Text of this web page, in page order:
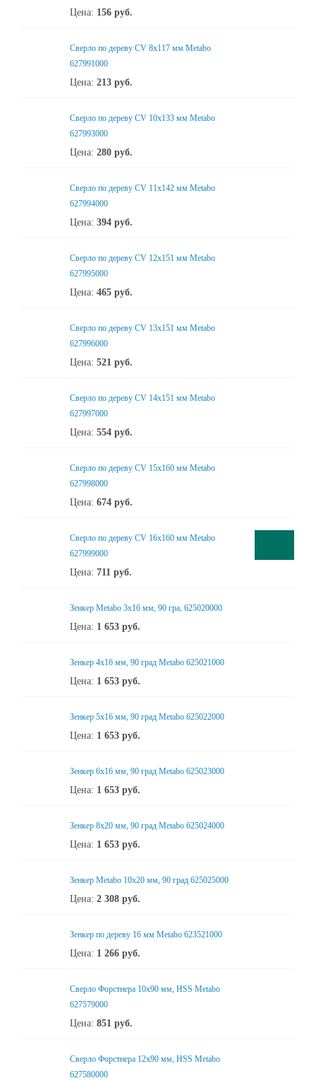
Цена: 156 руб.
Сверло по дереву CV 8x117 мм Metabo
627991000
Цена: 213 руб.
Сверло по дереву CV 10х133 мм Metabo
627993000
Цена: 280 руб.
Сверло по дереву CV 11x142 мм Metabo
627994000
Цена: 394 руб.
Сверло по дереву CV 12x151 мм Metabo
627995000
Цена: 465 руб.
Сверло по дереву CV 13x151 мм Metabo
627996000
Цена: 521 руб.
Сверло по дереву CV 14x151 мм Metabo
627997000
Цена: 554 руб.
Сверло по дереву CV 15x160 мм Metabo
627998000
Цена: 674 руб.
Сверло по дереву CV 16x160 мм Metabo
627999000
Цена: 711 руб.
Зенкер Metabo 3x16 мм, 90 гра, 625020000
Цена: 1 653 руб.
Зенкер 4x16 мм, 90 град Metabo 625021000
Цена: 1 653 руб.
Зенкер 5x16 мм, 90 град Metabo 625022000
Цена: 1 653 руб.
Зенкер 6x16 мм, 90 град Metabo 625023000
Цена: 1 653 руб.
Зенкер 8x20 мм, 90 град Metabo 625024000
Цена: 1 653 руб.
Зенкер Metabo 10x20 мм, 90 град 625025000
Цена: 2 308 руб.
Зенкер по дереву 16 мм Metabo 623521000
Цена: 1 266 руб.
Сверло Форстнера 10х90 мм, HSS Metabo
627579000
Цена: 851 руб.
Сверло Форстнера 12х90 мм, HSS Metabo
627580000